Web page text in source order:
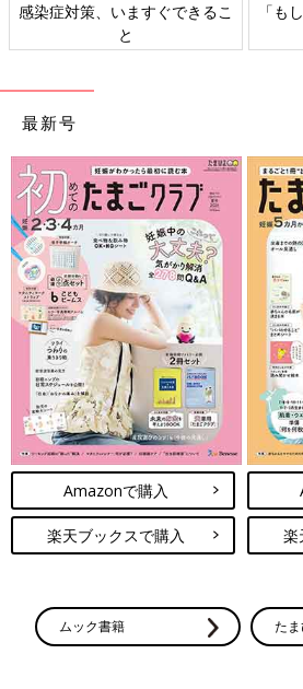
赤ちゃん・
日本外来小児科学会リーフ
最新号
Amazonで購入
楽天ブックスで購入 楽
ムック書籍 た